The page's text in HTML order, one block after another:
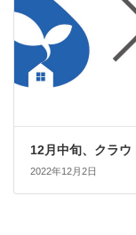
12月中旬、クラ
2022年12月2日